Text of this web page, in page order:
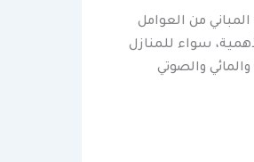
من العوامل
سواء للمنازل
والصوتي